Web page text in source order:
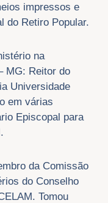
impressos e
do Retiro Popular.
na
MG: Reitor do
Universidade
em várias
Episcopal para
da Comissão
do Conselho
Tomou